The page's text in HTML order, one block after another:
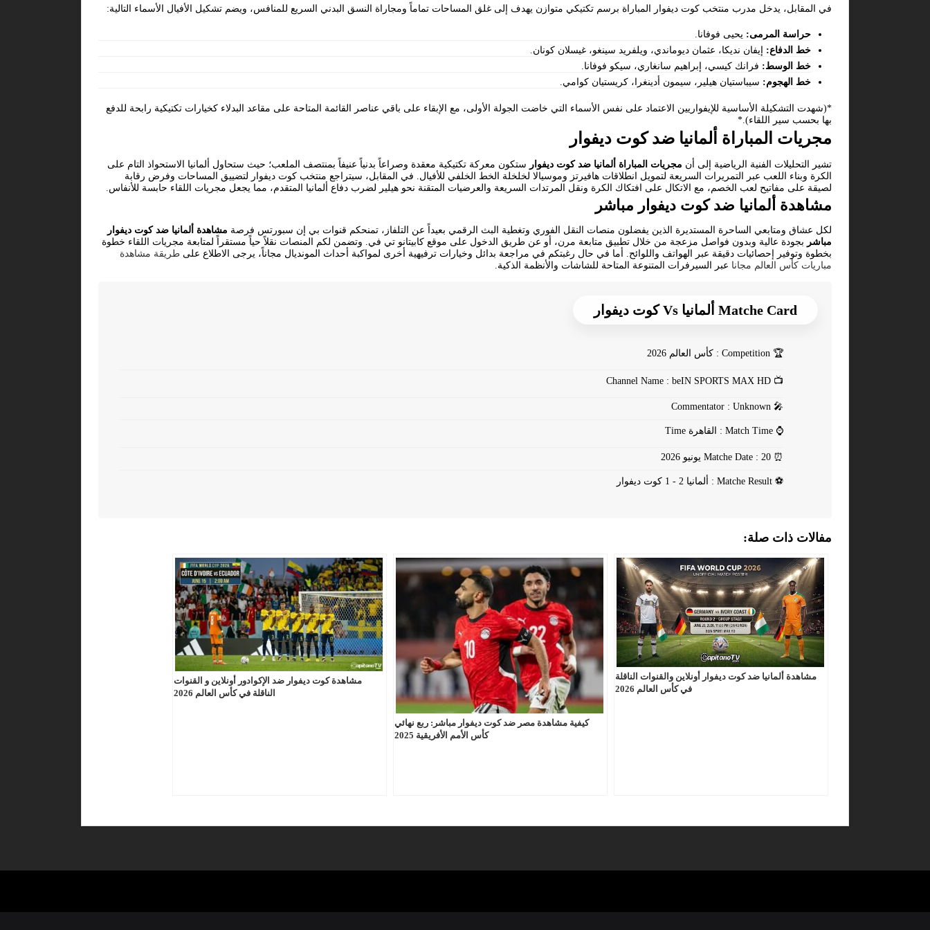
في المقابل، يدخل مدرب منتخب كوت ديفوار المباراة برسم تكتيكي متوازن يهدف إلى غلق المساحات تماماً ومجاراة النسق البدني السريع للمنافس، ويضم تشكيل الأفيال الأسماء التالية:
حراسة المرمى: يحيى فوفانا.
خط الدفاع: إيفان نديكا، عثمان ديوماندي، ويلفريد سينغو، غيسلان كونان.
خط الوسط: فرانك كيسي، إبراهيم سانغاري، سيكو فوفانا.
خط الهجوم: سيباستيان هيلير، سيمون أدينغرا، كريستيان كوامي.
*(شهدت التشكيلة الأساسية للإيفواريين الاعتماد على نفس الأسماء التي خاضت الجولة الأولى، مع الإبقاء على باقي عناصر القائمة المتاحة على مقاعد البدلاء كخيارات تكتيكية رابحة للدفع
بها بحسب سير اللقاء).*
مجريات المباراة ألمانيا ضد كوت ديفوار
تشير التحليلات الفنية الرياضية إلى أن مجريات المباراة ألمانيا ضد كوت ديفوار ستكون معركة تكتيكية معقدة وصراعاً بدنياً عنيفاً بمنتصف الملعب؛ حيث ستحاول ألمانيا الاستحواذ التام على
الكرة وبناء اللعب عبر التمريرات السريعة لتمويل انطلاقات هافيرتز وموسيالا لخلخلة الخط الخلفي للأفيال. في المقابل، سيتراجع منتخب كوت ديفوار لتضييق المساحات وفرض رقابة
لصيقة على مفاتيح لعب الخصم، مع الاتكال على افتكاك الكرة ونقل المرتدات السريعة والعرضيات المتقنة نحو هيلير لضرب دفاع ألمانيا المتقدم، مما يجعل مجريات اللقاء حابسة للأنفاس.
مشاهدة ألمانيا ضد كوت ديفوار مباشر
لكل عشاق ومتابعي الساحرة المستديرة الذين يفضلون منصات النقل الفوري وتغطية البث الرقمي بعيداً عن التلفاز، تمنحكم قنوات بي إن سبورتس فرصة مشاهدة ألمانيا ضد كوت ديفوار
مباشر بجودة عالية وبدون فواصل مزعجة من خلال تطبيق متابعة مرن، أو عن طريق الدخول على موقع كابيتانو تي في. وتضمن لكم المنصات نقلاً حياً مستقراً لمتابعة مجريات اللقاء خطوة
بخطوة وتوفير إحصائيات دقيقة عبر الهواتف واللوائح. أما في حال رغبتكم في مراجعة بدائل وخيارات ترفيهية أخرى لمواكبة أحداث المونديال مجاناً، يرجى الاطلاع على طريقة مشاهدة
مباريات كأس العالم مجانا عبر السيرفرات المتنوعة المتاحة للشاشات والأنظمة الذكية.
Matche Card ألمانيا Vs كوت ديفوار
🏆
📺
🎤
⌚
⏰
⚽
مفالات ذات صلة:
مشاهدة ألمانيا ضد كوت ديفوار أونلاين والقنوات الناقلة
في كأس العالم 2026
كيفية مشاهدة مصر ضد كوت ديفوار مباشر: ربع نهائي
كأس الأمم الأفريقية 2025
مشاهدة كوت ديفوار ضد الإكوادور أونلاين و القنوات
الناقلة في كأس العالم 2026